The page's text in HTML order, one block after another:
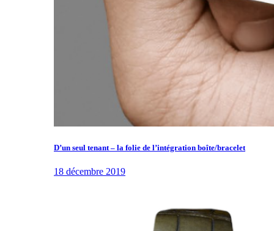
D’un seul tenant – la folie de l’intégration boîte/bracelet
18 décembre 2019